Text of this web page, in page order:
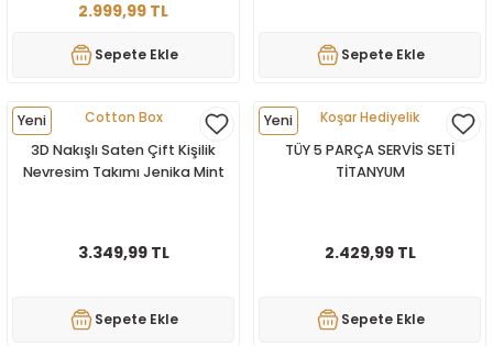
Sunum Tepsisi
Tek Tencere
Yumurta Saklama Kabı
Halı
SETİ
2.999,99 TL
Sepete Ekle Sepete Ekle
Yeni
Cotton Box
3D Nakışlı Saten Çift Kişilik
Nevresim Takımı Jenika Mint
3.349,99 TL
Sepete Ekle
Yeni
Koşar Hediyelik
TÜY 5 PARÇA SERVİS SETİ
TİTANYUM
2.429,99 TL
Sepete Ekle